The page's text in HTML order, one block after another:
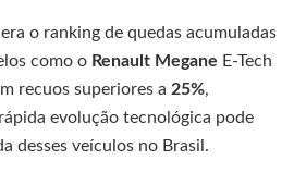
o ranking de quedas acumuladas
como o Renault Megane E-Tech
recuos superiores a 25%,
evolução tecnológica pode
desses veículos no Brasil.